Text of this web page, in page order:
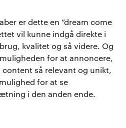
er dette en ”dream come
vil kunne indgå direkte i
kvalitet og så videre. Og
for at annoncere,
så relevant og unikt,
for at se
i den anden ende.